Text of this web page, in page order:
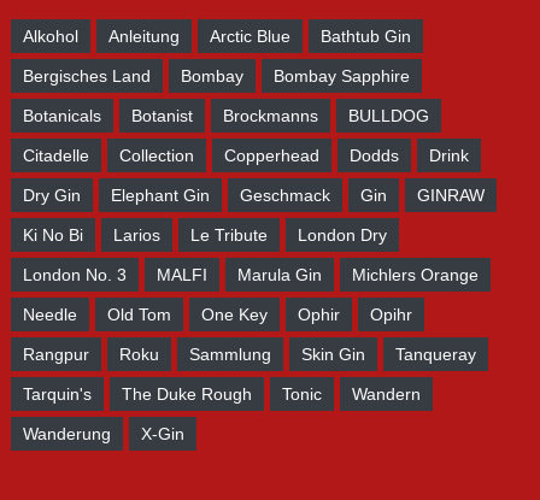
Alkohol Anleitung Arctic Blue Bathtub Gin
Bergisches Land Bombay Bombay Sapphire
Botanicals Botanist Brockmanns BULLDOG
Citadelle Collection Copperhead Dodds Drink
Dry Gin Elephant Gin Geschmack Gin GINRAW
Ki No Bi Larios Le Tribute London Dry
London No. 3 MALFI Marula Gin Michlers Orange
Needle Old Tom One Key Ophir Opihr
Rangpur Roku Sammlung Skin Gin Tanqueray
Tarquin's The Duke Rough Tonic Wandern
Wanderung X-Gin